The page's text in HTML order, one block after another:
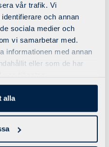
vår trafik. Vi
och annan
sociala medier och
vi samarbetar med.
informationen med annan
eller som de har
alla
en kort
sedan går
mening och
Den aktiva
2 min där en
heter Maria C.
och innehar
i psykosocialt